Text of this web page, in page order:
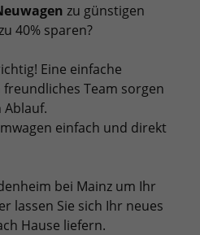
zu günstigen
40% sparen?
Eine einfache
Team sorgen
einfach und direkt
bei Mainz um Ihr
lassen Sie sich Ihr neues
Hause liefern.